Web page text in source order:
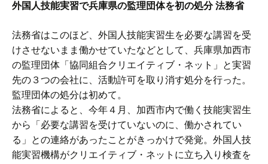
外国人技能実習で兵庫県の監理団体を初の処分 法務省
法務省はこのほど、外国人技能実習生を必要な講習を受
けさせないまま働かせていたなどとして、兵庫県加西市
の監理団体「協同組合クリエイティブ・ネット」と実習
先の３つの会社に、活動許可を取り消す処分を行った。
監理団体の処分は初めて。
法務省によると、今年４月、加西市内で働く技能実習生
から「必要な講習を受けていないのに、働かされてい
る」との連絡があったことがきっかけで発覚。外国人技
能実習機構がクリエイティブ・ネットに立ち入り検査を